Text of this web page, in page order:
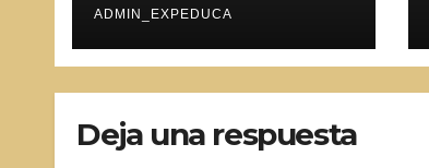
ADMIN_EXPEDUCA
Deja una respuesta